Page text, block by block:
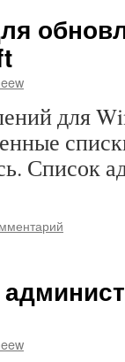
для
Список